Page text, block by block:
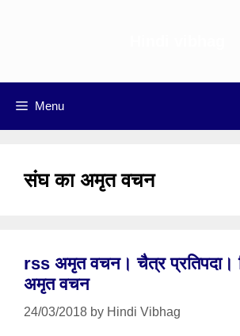
Menu
संघ का अमृत वचन
rss अमृत वचन। चैत्र प्रतिपदा।
अमृत वचन
24/03/2018 by Hindi Vibhag